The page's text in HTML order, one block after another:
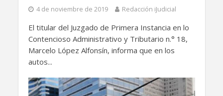
4 de noviembre de 2019 Redacción iJudicial
El titular del Juzgado de Primera Instancia en lo
Contencioso Administrativo y Tributario n.° 18,
Marcelo López Alfonsín, informa que en los
autos...